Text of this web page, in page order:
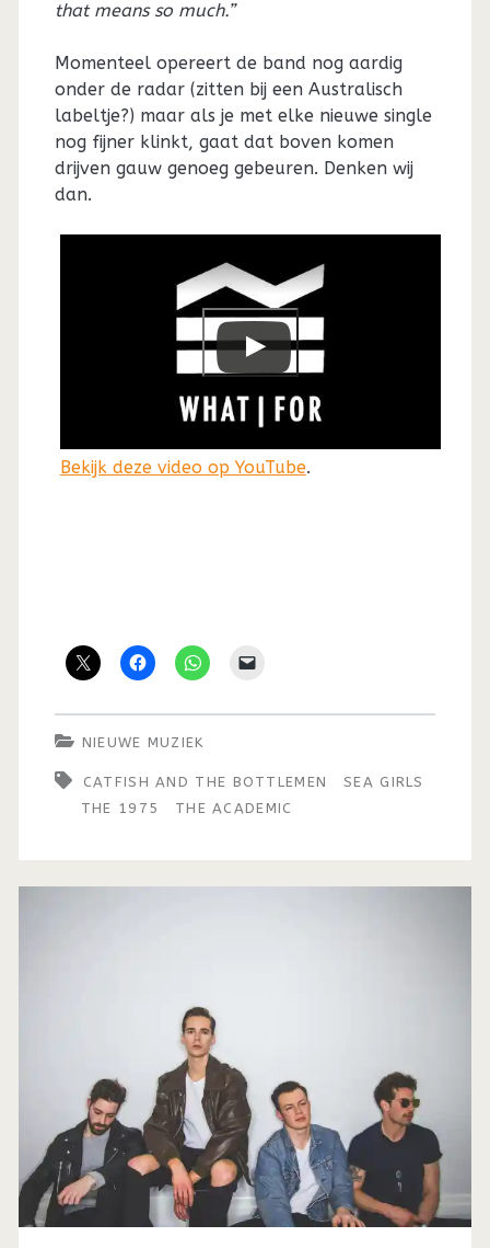
that means so much.”
Momenteel opereert de band nog aardig
onder de radar (zitten bij een Australisch
labeltje?) maar als je met elke nieuwe single
nog fijner klinkt, gaat dat boven komen
drijven gauw genoeg gebeuren. Denken wij
dan.
Bekijk deze video op YouTube.
NIEUWE MUZIEK
CATFISH AND THE BOTTLEMEN
SEA GIRLS
THE 1975
THE ACADEMIC